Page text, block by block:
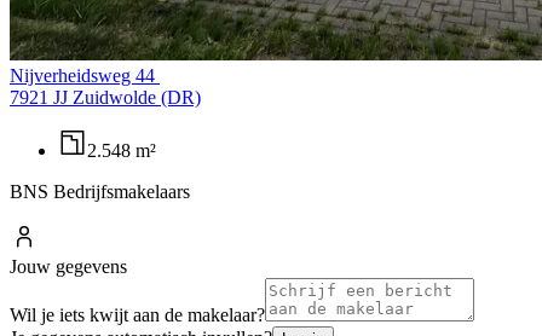
Nijverheidsweg 44
7921 JJ Zuidwolde (DR)
2.548 m²
BNS Bedrijfsmakelaars
Jouw gegevens
Wil je iets kwijt aan de makelaar?